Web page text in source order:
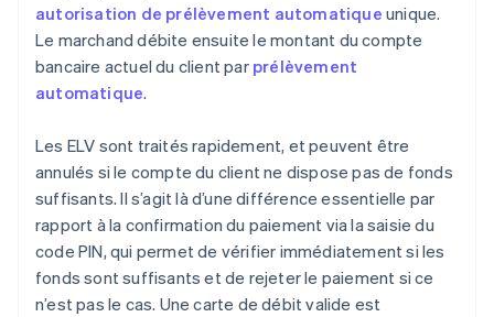
autorisation de prélèvement automatique unique.
Le marchand débite ensuite le montant du compte
bancaire actuel du client par prélèvement
automatique.
Les ELV sont traités rapidement, et peuvent être
annulés si le compte du client ne dispose pas de fonds
suffisants. Il s’agit là d’une différence essentielle par
rapport à la confirmation du paiement via la saisie du
code PIN, qui permet de vérifier immédiatement si les
fonds sont suffisants et de rejeter le paiement si ce
n’est pas le cas. Une carte de débit valide est